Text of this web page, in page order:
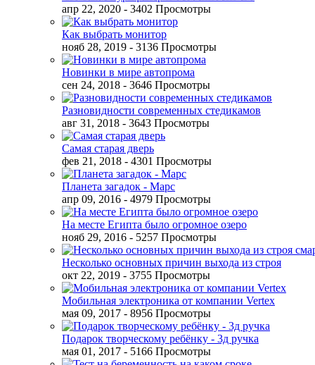
апр 22, 2020 - 3402 Просмотры
Как выбрать монитор
нояб 28, 2019 - 3136 Просмотры
Новинки в мире автопрома
сен 24, 2018 - 3646 Просмотры
Разновидности современных стедикамов
авг 31, 2018 - 3643 Просмотры
Самая старая дверь
фев 21, 2018 - 4301 Просмотры
Планета загадок - Марс
апр 09, 2016 - 4979 Просмотры
На месте Египта было огромное озеро
нояб 29, 2016 - 5257 Просмотры
Несколько основных причин выхода из строя
окт 22, 2019 - 3755 Просмотры
Мобильная электроника от компании Vertex
мая 09, 2017 - 8956 Просмотры
Подарок творческому ребёнку - 3д ручка
мая 01, 2017 - 5166 Просмотры